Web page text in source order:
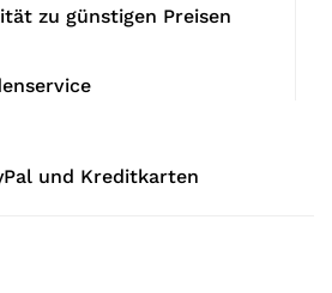
zu günstigen Preisen
und Kreditkarten